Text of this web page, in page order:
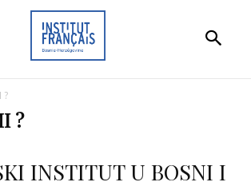
?
?
INSTITUT U BOSNI I